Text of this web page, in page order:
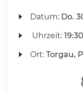
Datum: Do.
Uhrzeit:
Ort:Torgau,